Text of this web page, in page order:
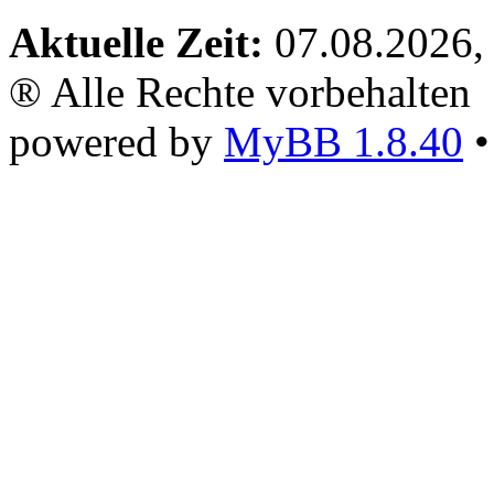
Aktuelle Zeit:
® Alle Rechte vorbehalten
powered by MyBB 1.8.40